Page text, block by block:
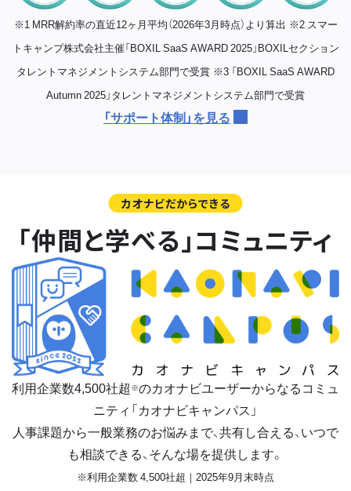
※1 MRR解約率の直近12ヶ月平均（2026年3月時点）より算出 ※2 スマー
トキャンプ株式会社主催「BOXIL SaaS AWARD 2025」BOXILセクション
タレントマネジメントシステム部門で受賞 ※3 「BOXIL SaaS AWARD
Autumn 2025」タレントマネジメントシステム部門で受賞
「サポート体制」を見る
カオナビだからできる
「仲間と学べる」コミュニティ
利用企業数4,500社超 ※のカオナビユーザーからなるコミュ
ニティ「カオナビキャンパス」
人事課題から一般業務のお悩みまで、共有し合える、いつで
も相談できる、そんな場を提供します。
※利用企業数 4,500社超｜2025年9月末時点